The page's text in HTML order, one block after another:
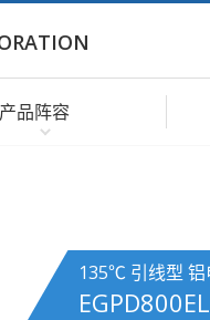
产品阵容
135℃ 引线型 铝